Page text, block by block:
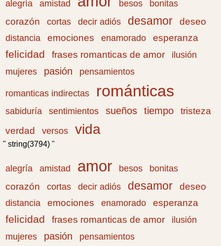
alegría amistad besos
bonitas
corazón
cortas decir adiós desamor deseo
distancia emociones enamorado esperanza
felicidad frases romanticas de amor
ilusión
mujeres
pasión pensamientos
romanticas indirectas románticas
sabiduría sentimientos sueños tiempo
tristeza
verdad
versos vida
" string(3794) "
alegría amistad amor besos
bonitas
corazón
cortas decir adiós desamor deseo
distancia emociones enamorado esperanza
felicidad frases romanticas de amor
ilusión
mujeres
pasión pensamientos